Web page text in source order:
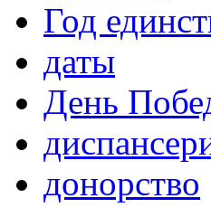
Год
даты
День
донорство